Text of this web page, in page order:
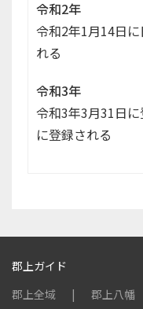
令和2年
令和2年1月14日
れる
令和3年
令和3年3月31日に
に登録される
郡上ガイド
郡上全域
郡上八幡